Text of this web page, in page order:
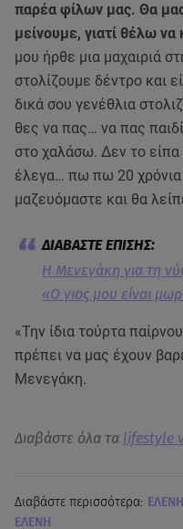
παρέα φίλων μας. Θα
μείνουμε, γιατί θέλω
μου ήρθε μια μαχαιριά
στολίζουμε δέντρο και
δικά σου γενέθλια
θες να πας… να πας
στο χαλάσω. Δεν το
έλεγα… πω πω 20
μαζευόμαστε και θα
Η Μενεγάκη για τη
«Ο γιος μου είναι
«Την ίδια τούρτα
πρέπει να μας έχουν
Μενεγάκη.
Διαβάστε όλα τα lifestyle
Διαβάστε περισσότερα:
ΕΛΕΝΗ